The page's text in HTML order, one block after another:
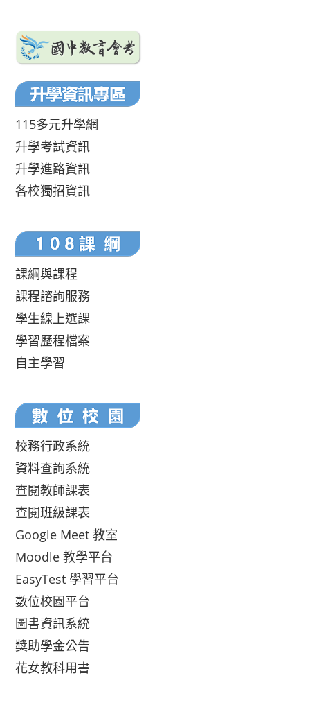
115多元升學網
升學考試資訊
升學進路資訊
各校獨招資訊
課綱與課程
課程諮詢服務
學生線上選課
學習歷程檔案
自主學習
校務行政系統
資料查詢系統
查閱教師課表
查閱班級課表
Google Meet 教室
Moodle 教學平台
EasyTest 學習平台
數位校園平台
圖書資訊系統
獎助學金公告
花女教科用書